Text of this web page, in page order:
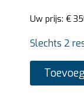
Uw prijs: €
Slechts 2